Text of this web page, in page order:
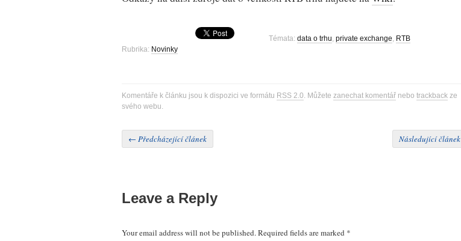
Témata: data o trhu, private exchange, RTB
Rubrika: Novinky
Komentáře k článku jsou k dispozici ve formátu RSS 2.0. Můžete zanechat komentář nebo trackback ze
svého webu.
← Předcházející článek Následující článek
Leave a Reply
Your email address will not be published.Required fields are marked *